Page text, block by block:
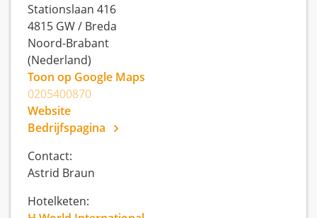
Stationslaan 416
4815 GW/ Breda
Noord-Brabant
(Nederland)
Toon op Google Maps
0205400870
Website
Bedrijfspagina
Contact:
Astrid Braun
Hotelketen: